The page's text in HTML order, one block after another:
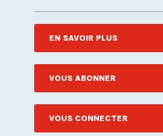
EN SAVOIR PLUS
VOUS ABONNER
VOUS CONNECTER